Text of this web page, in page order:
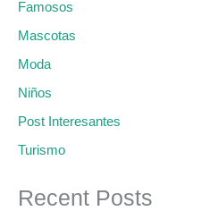
Famosos
Mascotas
Moda
Niños
Post Interesantes
Turismo
Recent Posts